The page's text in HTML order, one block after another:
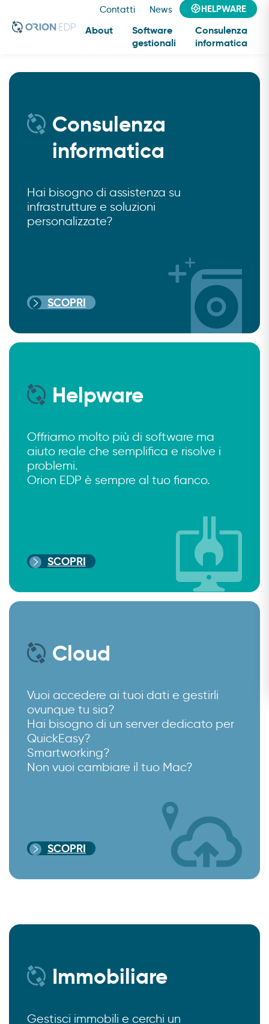
Contatti News HELPWARE
About
Software
gestionali
Consulenza
informatica
la vostra idea di software gestionale
Consulenza
informatica
Hai bisogno di assistenza su
infrastrutture e soluzioni
personalizzate?
SCOPRI
Helpware
Offriamo molto più di software ma
aiuto reale che semplifica e risolve i
problemi.
Orion EDP è sempre al tuo fianco.
SCOPRI
Cloud
Vuoi accedere ai tuoi dati e gestirli
ovunque tu sia?
Hai bisogno di un server dedicato per
QuickEasy?
Smartworking?
Non vuoi cambiare il tuo Mac?
SCOPRI
Immobiliare
Gestisci immobili e cerchi un